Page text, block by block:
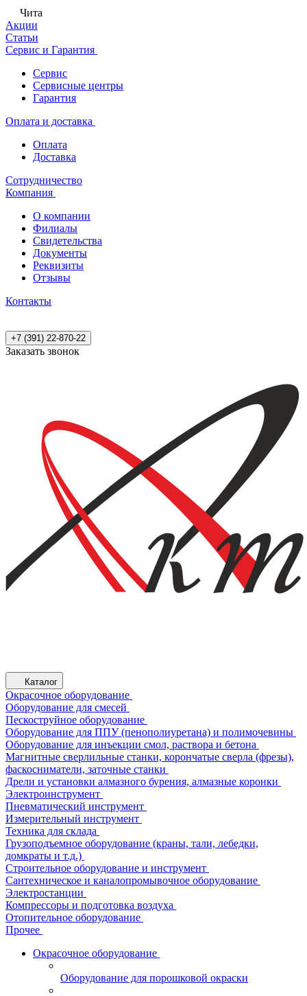
Чита
Акции
Статьи
Сервис и Гарантия
Сервис
Сервисные центры
Гарантия
Оплата и доставка
Оплата
Доставка
Сотрудничество
Компания
О компании
Филиалы
Свидетельства
Документы
Реквизиты
Отзывы
Контакты
+7 (391) 22-870-22
Заказать звонок
Каталог
Окрасочное оборудование
Оборудование для смесей
Пескоструйное оборудование
Оборудование для ППУ (пенополиуретана) и полимочевины
Оборудование для инъекции смол, раствора и бетона
Магнитные сверлильные станки, корончатые сверла (фрезы),
фаскосниматели, заточные станки
Дрели и установки алмазного бурения, алмазные коронки
Электроинструмент
Пневматический инструмент
Измерительный инструмент
Техника для склада
Грузоподъемное оборудование (краны, тали, лебедки,
домкраты и т.д.)
Строительное оборудование и инструмент
Сантехническое и каналопромывочное оборудование
Электростанции
Компрессоры и подготовка воздуха
Отопительное оборудование
Прочее
Окрасочное оборудование
Оборудование для порошковой окраски